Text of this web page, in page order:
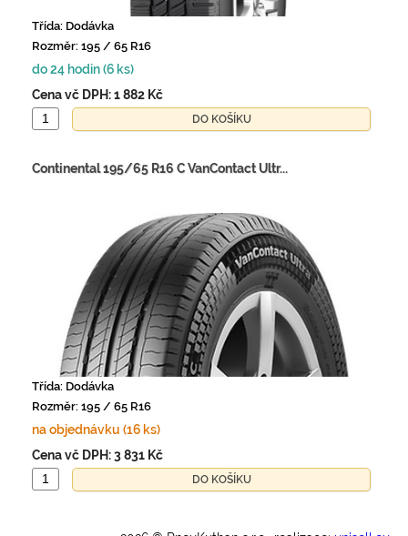
Třída: Dodávka
Rozměr: 195 / 65 R16
do 24 hodin (6 ks)
Cena vč DPH:1 882 Kč
Continental 195/65 R16 C VanContact Ultr...
Třída: Dodávka
Rozměr: 195 / 65 R16
na objednávku (16 ks)
Cena vč DPH:3 831 Kč